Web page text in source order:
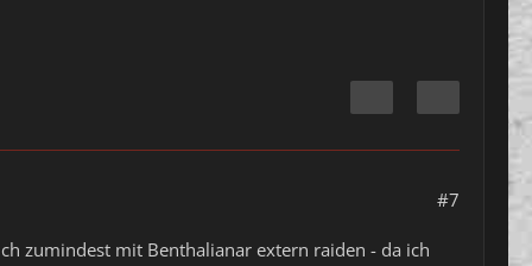
#7
zumindest mit Benthalianar extern raiden - da ich